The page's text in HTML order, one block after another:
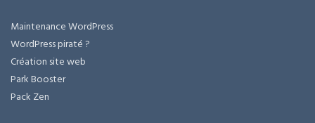
Maintenance WordPress
WordPress piraté ?
Création site web
Park Booster
Pack Zen